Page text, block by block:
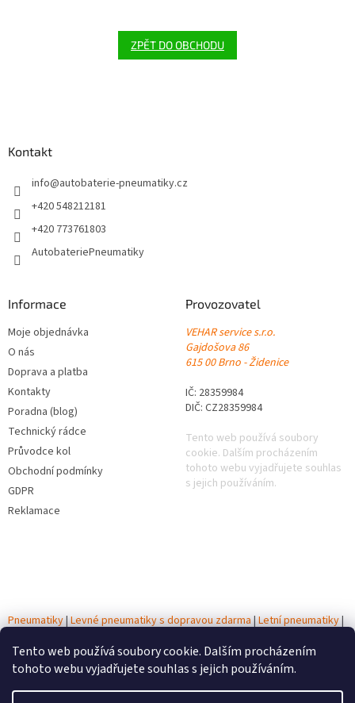
Tento web používá soubory cookie. Dalším procházením
tohoto webu vyjadřujete souhlas s jejich používáním.
ZPĚT DO OBCHODU
Kontakt
info@autobaterie-pneumatiky.cz
+420 548212181
+420 773761803
AutobateriePneumatiky
Informace
Moje objednávka
O nás
Doprava a platba
Kontakty
Poradna (blog)
Technický rádce
Průvodce kol
Obchodní podmínky
GDPR
Reklamace
Provozovatel
VEHAR service s.r.o.
Gajdošova 86
615 00 Brno - Židenice
IČ: 28359984
DIČ: CZ28359984
Tento web používá soubory
cookie. Dalším procházením
tohoto webu vyjadřujete souhlas
s jejich používáním.
Pneumatiky|Levné pneumatiky s dopravou zdarma|Letní pneumatiky|
Autobaterie